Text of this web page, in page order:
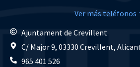
Ver más teléfonos
Ajuntament de Crevillent
C/ Major 9, 03330 Crevillent,
965 401 526